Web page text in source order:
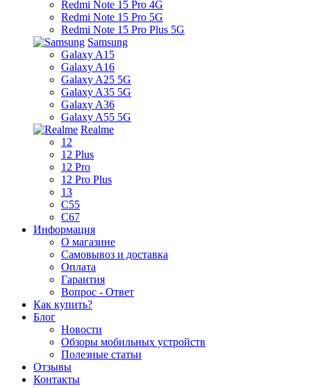
Redmi Note 15 Pro 4G
Redmi Note 15 Pro 5G
Redmi Note 15 Pro Plus 5G
Samsung
Galaxy A15
Galaxy A16
Galaxy A25 5G
Galaxy A35 5G
Galaxy A36
Galaxy A55 5G
Realme
12
12 Plus
12 Pro
12 Pro Plus
13
C55
C67
Информация
О магазине
Самовывоз и доставка
Оплата
Гарантия
Вопрос - Ответ
Как купить?
Блог
Новости
Обзоры мобильных устройств
Полезные статьи
Отзывы
Контакты